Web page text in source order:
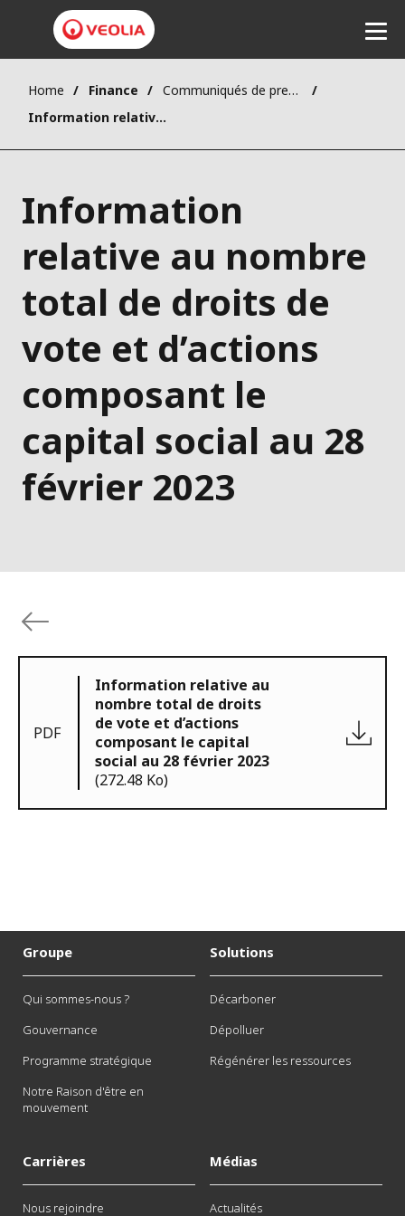
Home Finance
Communiqués de presse
Information relative au nombre total de droits de vote et d’actions composant le capital social au 28 février 2023
Information
relative au nombre
total de droits de
vote et d’actions
composant le
capital social au 28
février 2023
PDF
Information relative au
nombre total de droits
de vote et d’actions
composant le capital
social au 28 février 2023
(272.48 Ko)
Groupe
Qui sommes-nous ?
Gouvernance
Programme stratégique
Notre Raison d'être en
mouvement
Solutions
Décarboner
Dépolluer
Régénérer les ressources
Carrières
Nous rejoindre
Médias
Actualités